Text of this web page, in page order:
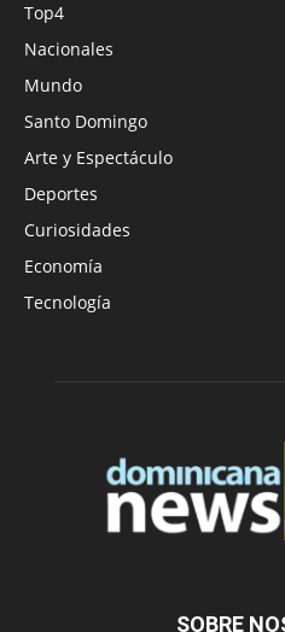
Top4
Nacionales
Mundo
Santo Domingo
Arte y Espectáculo
Deportes
Curiosidades
Economía
Tecnología
SOBRE